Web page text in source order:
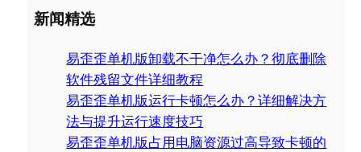
a
r
新闻精选
易歪歪单机版卸载不干净怎么办？彻底删除
软件残留文件详细教程
易歪歪单机版运行卡顿怎么办？详细解决方
法与提升运行速度技巧
易歪歪单机版占用电脑资源过高导致卡顿的